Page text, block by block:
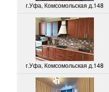
г.Уфа, Комсомольская д.148
г.Уфа, Комсомольская д.148